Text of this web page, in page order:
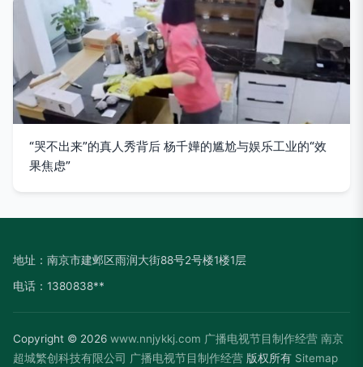
“哭不出来”的真人秀背后 杨千嬅的尴尬与娱乐工业的“效
果焦虑”
地址：南京市建邺区雨润大街88号2号楼1楼1层
电话：1380838**
Copyright © 2026 www.nnjykkj.com 广播电视节目制作经营 南京
超城繁创科技有限公司 广播电视节目制作经营 版权所有 Sitemap